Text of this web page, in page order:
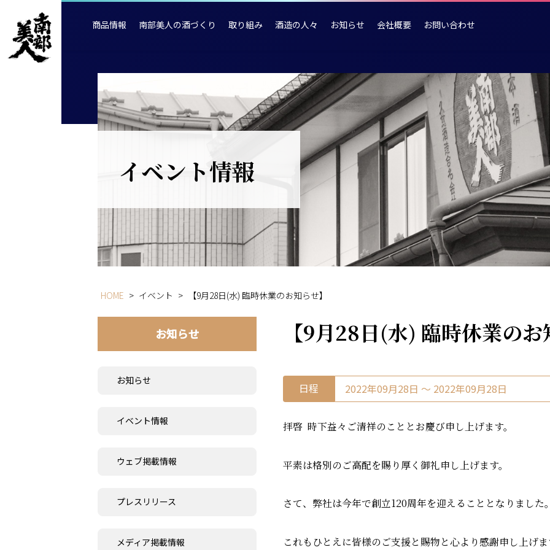
商品情報 南部美人の酒づくり 取り組み 酒造の人々 お知らせ 会社概要 お問い合わせ
イベント情報
HOME > イベント > 【9月28日(水) 臨時休業のお知らせ】
お知らせ
お知らせ
イベント情報
ウェブ掲載情報
プレスリリース
メディア掲載情報
【9月28日(水) 臨時休業のお
日程 2022年09月28日 〜 2022年09月28日
拝啓 時下益々ご清祥のこととお慶び申し上げます。
平素は格別のご高配を賜り厚く御礼申し上げます。
さて、弊社は今年で創立120周年を迎えることとなりました。
これもひとえに皆様のご支援と賜物と心より感謝申し上げま